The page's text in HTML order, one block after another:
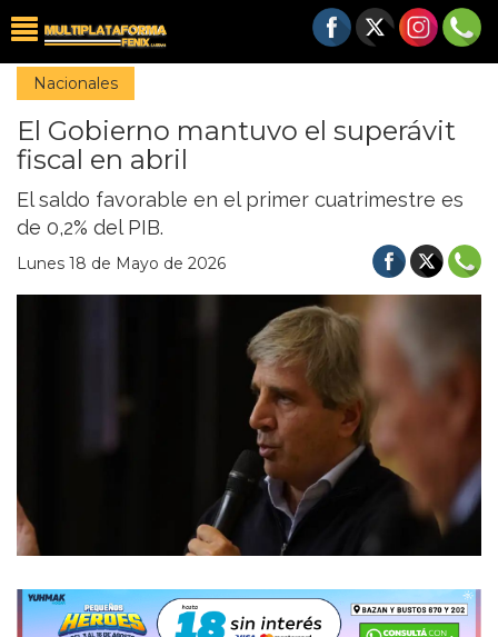
Nacionales
El Gobierno mantuvo el superávit
fiscal en abril
El saldo favorable en el primer cuatrimestre es
de 0,2% del PIB.
Lunes 18 de Mayo de 2026